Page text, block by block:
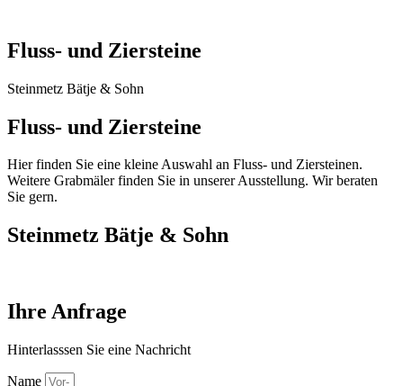
Fluss- und Ziersteine
Steinmetz Bätje & Sohn
Fluss- und Ziersteine
Hier finden Sie eine kleine Auswahl an Fluss- und Ziersteinen.
Weitere Grabmäler finden Sie in unserer Ausstellung. Wir beraten
Sie gern.
Steinmetz Bätje & Sohn
Ihre Anfrage
Hinterlasssen Sie eine Nachricht
Name